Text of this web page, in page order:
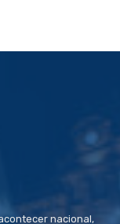
nacional,